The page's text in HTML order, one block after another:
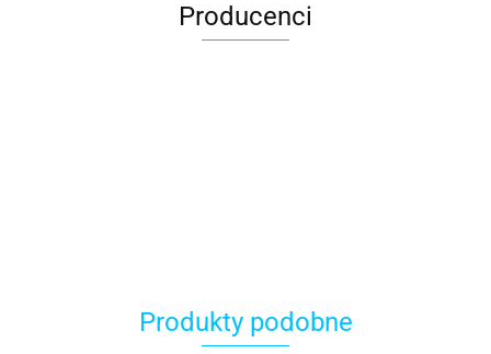
Producenci
ACOOL TOY
Produkty podobne